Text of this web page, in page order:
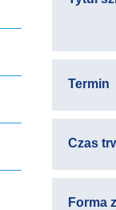
Termin
Czas
Forma